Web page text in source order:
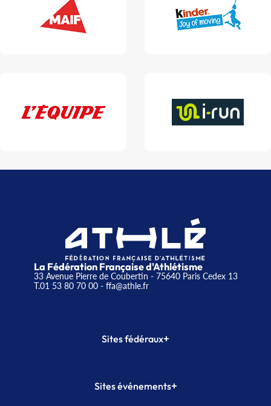
La Fédération Française d'Athlétisme
33 Avenue Pierre de Coubertin - 75640 Paris Cedex 13
T.01 53 80 70 00- ffa@athle.fr
Sites fédéraux+
Plateforme Formation
Sites événements+